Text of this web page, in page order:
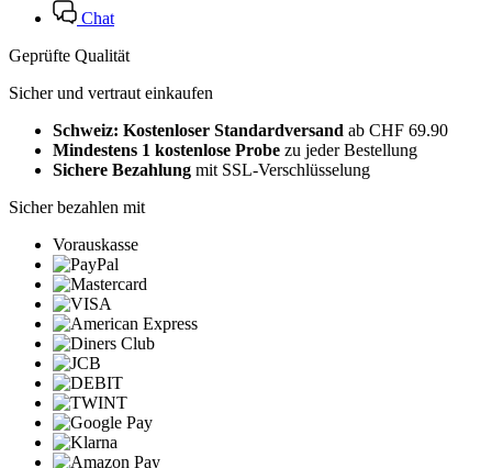
Chat
Geprüfte Qualität
Sicher und vertraut einkaufen
Schweiz: Kostenloser Standardversand ab CHF 69.90
Mindestens 1 kostenlose Probe zu jeder Bestellung
Sichere Bezahlung mit SSL-Verschlüsselung
Sicher bezahlen mit
Vorauskasse